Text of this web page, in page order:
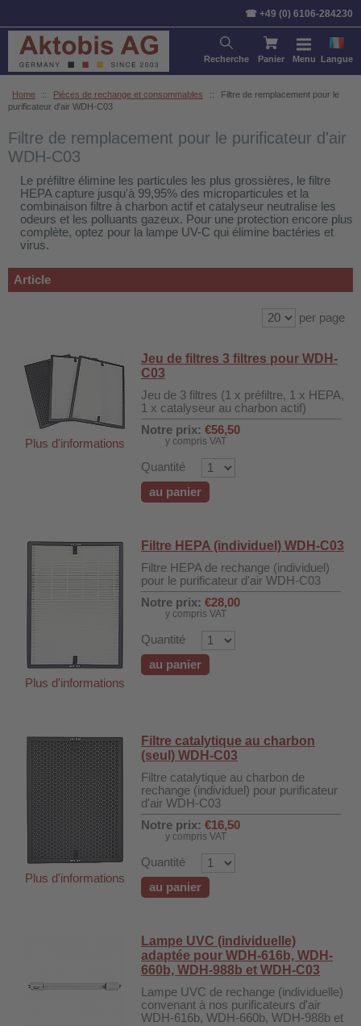
☎ +49 (0) 6106-284230
Recherche Panier Menu Langue
SV58
WDH-AP1212
220B
660b
988b
C03
AF500B
Home :: Pièces de rechange et consommables ::
Filtre de remplacement pour le
purificateur d'air WDH-C03
Filtre de remplacement pour le purificateur d'air
WDH-C03
Le préfiltre élimine les particules les plus grossières, le filtre
HEPA capture jusqu'à 99,95% des microparticules et la
combinaison filtre à charbon actif et catalyseur neutralise les
odeurs et les polluants gazeux. Pour une protection encore plus
complète, optez pour la lampe UV-C qui élimine bactéries et
virus.
Article
Article Prix
per page
Plus d'informations
Jeu de filtres 3 filtres pour WDH-
C03
Jeu de 3 filtres (1 x préfiltre, 1 x HEPA,
1 x catalyseur au charbon actif)
Notre prix: €56,50
y compris VAT
Quantité
au panier
Plus d'informations
Filtre HEPA (individuel) WDH-C03
Filtre HEPA de rechange (individuel)
pour le purificateur d'air WDH-C03
Notre prix: €28,00
y compris VAT
Quantité
au panier
Plus d'informations
Filtre catalytique au charbon
(seul) WDH-C03
Filtre catalytique au charbon de
rechange (individuel) pour purificateur
d'air WDH-C03
Notre prix: €16,50
y compris VAT
Quantité
au panier
Lampe UVC (individuelle)
adaptée pour WDH-616b, WDH-
660b, WDH-988b et WDH-C03
Lampe UVC de rechange (individuelle)
convenant à nos purificateurs d'air
WDH-616b, WDH-660b, WDH-988b et